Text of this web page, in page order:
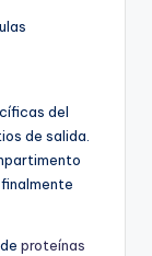
del
de salida.
proteínas